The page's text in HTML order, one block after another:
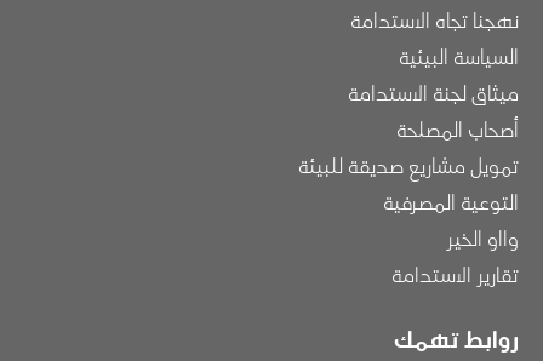
نهجنا تجاه الاستدامة
السياسة البيئية
ميثاق لجنة الاستدامة
أصحاب المصلحة
تمويل مشاريع صديقة للبيئة
التوعية المصرفية
وااو الخير
تقارير الاستدامة
روابط تهمك